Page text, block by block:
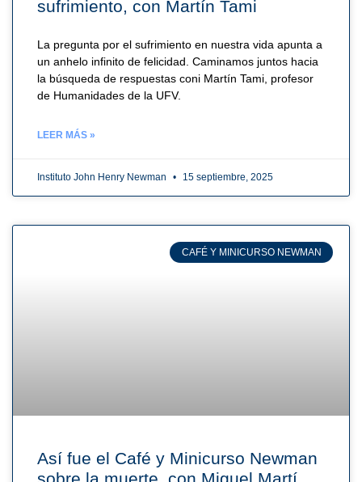
sufrimiento, con Martín Tami
La pregunta por el sufrimiento en nuestra vida apunta a
un anhelo infinito de felicidad. Caminamos juntos hacia
la búsqueda de respuestas coni Martín Tami, profesor
de Humanidades de la UFV.
LEER MÁS »
Instituto John Henry Newman 15 septiembre, 2025
CAFÉ Y MINICURSO NEWMAN
Así fue el Café y Minicurso Newman
sobre la muerte, con Miguel Martí